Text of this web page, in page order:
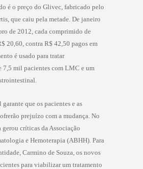
é o preço do Glivec, fabricado pelo
que caiu pela metade. De janeiro
de 2012, cada comprimido de
20,60, contra R$ 42,50 pagos em
é usado para tratar
7,5 mil pacientes com LMC e um
que os pacientes e as
prejuízo com a mudança. No
gerou críticas da Associação
e Hemoterapia (ABHH). Para
Carmino de Souza, os novos
para viabilizar um tratamento